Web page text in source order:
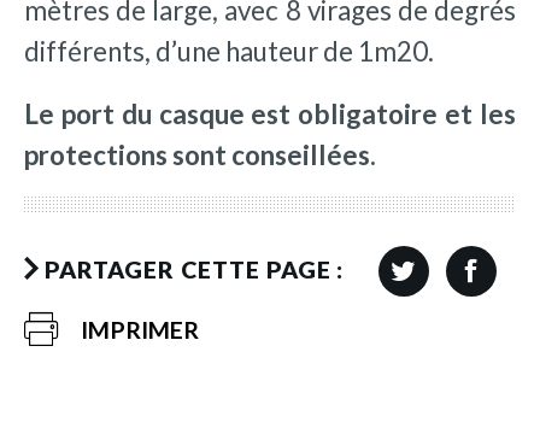
mètres de large, avec 8 virages de degrés
différents, d’une hauteur de 1m20.
Le port du casque est obligatoire et les
protections sont conseillées.
PARTAGER CETTE PAGE :
IMPRIMER